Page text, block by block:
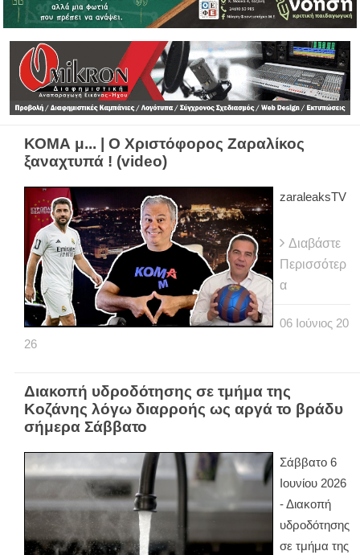
ΚΟΜΑ μ... | Ο Χριστόφορος Ζαραλίκος
ξαναχτυπά ! (video)
zaraleaksTV
Διαβάστε
Περισσότερ
α
06 Ιούνιος 20
26
Διακοπή υδροδότησης σε τμήμα της
Κοζάνης λόγω διαρροής ως αργά το βράδυ
σήμερα Σάββατο
Σάββατο 6
Ιουνίου 2026
- Διακοπή
υδροδότησης
σε τμήμα της